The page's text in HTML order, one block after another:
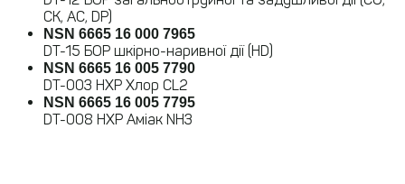
CK, AC, DP)
NSN 6665 16 000 7965
DT-15 БОР шкірно-наривної дії (HD)
NSN 6665 16 005 7790
DT-003 НХР Хлор CL2
NSN 6665 16 005 7795
DT-008 НХР Аміак NH3